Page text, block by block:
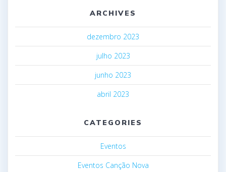
ARCHIVES
dezembro 2023
julho 2023
junho 2023
abril 2023
CATEGORIES
Eventos
Eventos Canção Nova